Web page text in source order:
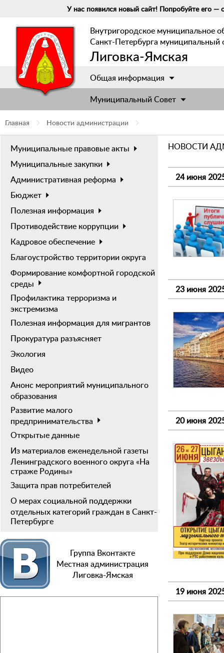
У нас появился новый сайт! Попробуйте его —
Внутригородское муниципальное
Санкт-Петербурга муниципальный
Лиговка-Ямская
Общая информация
Муниципальный Cовет
Главная Новости администрации
Муниципальные правовые акты
Муниципальные закупки
Административная реформа
Бюджет
Полезная информация
Противодействие коррупции
Кадровое обеспечение
Благоустройство территории округа
Формирование комфортной городской
среды
Профилактика терроризма и
экстремизма
Полезная информация для мигрантов
Прокуратура разъясняет
Экология
Видео
Анонс мероприятий муниципального
образования
Развитие малого
предпринимательства
Открытые данные
Из материалов еженедельной газеты
Ленинградского военного округа «На
страже Родины»
Защита прав потребителей
О мерах социальной поддержки
отдельных категорий граждан в Санкт-
Петербурге
Группа Вконтакте
Местная администрация
Лиговка-Ямская
НОВОСТИ
24 июня
23 июня
20 июня
19 июня